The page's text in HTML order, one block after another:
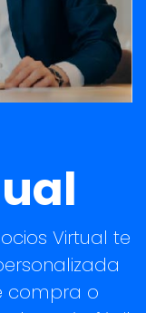
Virtual te
compra o